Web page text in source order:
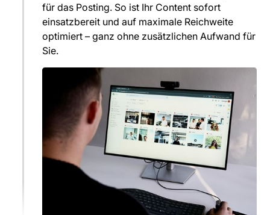
für das Posting. So ist Ihr Content sofort
einsatzbereit und auf maximale Reichweite
optimiert – ganz ohne zusätzlichen Aufwand für
Sie.